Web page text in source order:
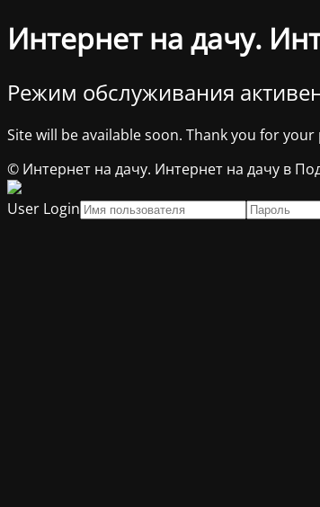
Интернет на дачу.
Режим обслуживания
Site will be available soon. Thank you for your
© Интернет на дачу. Интернет на дачу в
User Login